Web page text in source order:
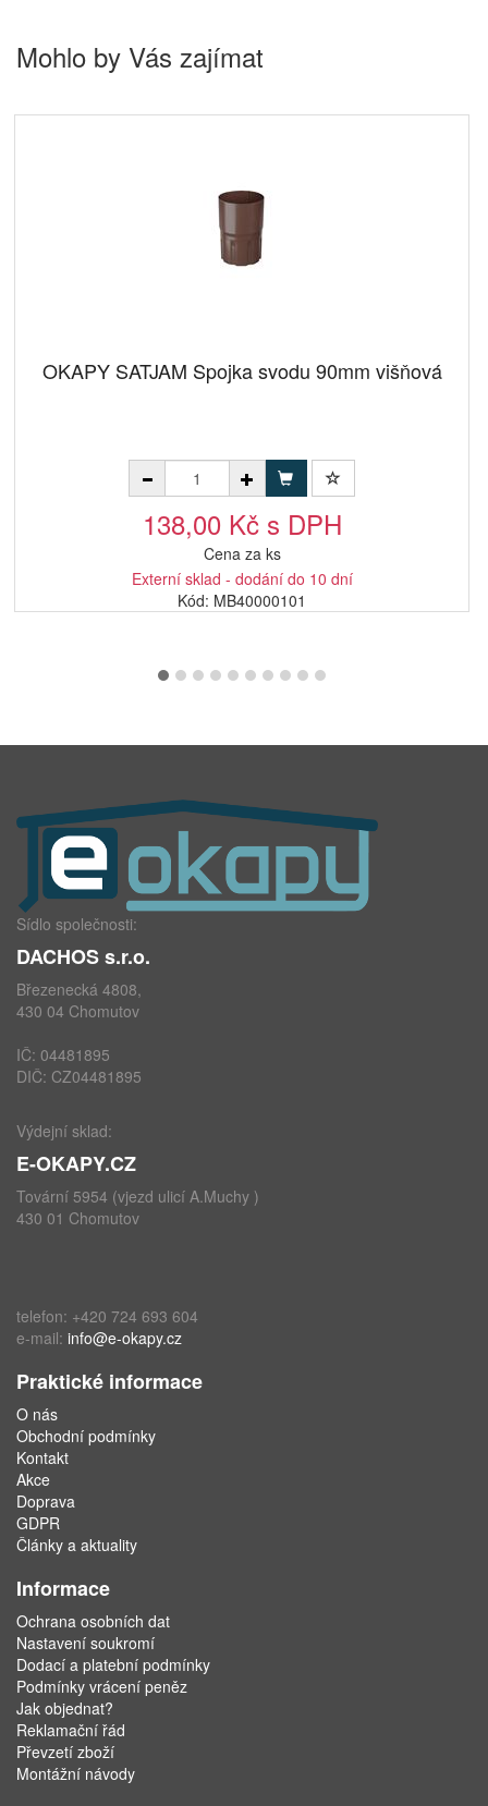
Mohlo by Vás zajímat
OKAPY SATJAM Spojka svodu 90mm višňová
138,00 Kč s DPH
Cena za ks
Externí sklad - dodání do 10 dní
Kód: MB40000101
Sídlo společnosti:
DACHOS s.r.o.
Březenecká 4808,
430 04 Chomutov
IČ: 04481895
DIČ: CZ04481895
Výdejní sklad:
E-OKAPY.CZ
Tovární 5954 (vjezd ulicí A.Muchy )
430 01 Chomutov
telefon: +420 724 693 604
e-mail: info@e-okapy.cz
Praktické informace
O nás
Obchodní podmínky
Kontakt
Akce
Doprava
GDPR
Články a aktuality
Informace
Ochrana osobních dat
Nastavení soukromí
Dodací a platební podmínky
Podmínky vrácení peněz
Jak objednat?
Reklamační řád
Převzetí zboží
Montážní návody